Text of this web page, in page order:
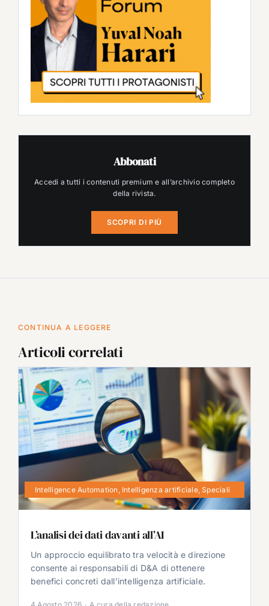
Abbonati
Accedi a tutti i contenuti premium e all’archivio completo
della rivista.
SCOPRI DI PIÙ
CONTINUA A LEGGERE
Articoli correlati
Intelligence Automation Intelligenza artificiale,Speciali
L’analisi dei dati davanti all’AI
Un approccio equilibrato tra velocità e direzione
consente ai responsabili di D&A di ottenere
benefici concreti dall’intelligenza artificiale.